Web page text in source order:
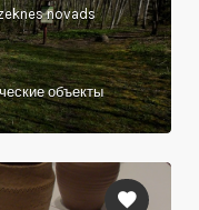
novads
объекты